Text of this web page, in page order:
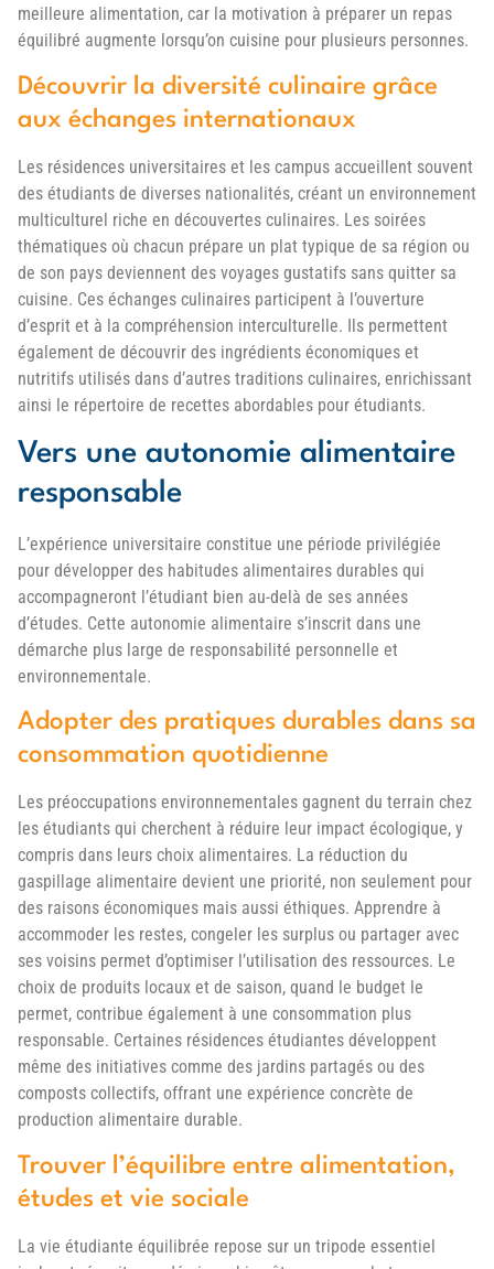
meilleure alimentation, car la motivation à préparer un repas
équilibré augmente lorsqu’on cuisine pour plusieurs personnes.
Découvrir la diversité culinaire grâce
aux échanges internationaux
Les résidences universitaires et les campus accueillent souvent
des étudiants de diverses nationalités, créant un environnement
multiculturel riche en découvertes culinaires. Les soirées
thématiques où chacun prépare un plat typique de sa région ou
de son pays deviennent des voyages gustatifs sans quitter sa
cuisine. Ces échanges culinaires participent à l’ouverture
d’esprit et à la compréhension interculturelle. Ils permettent
également de découvrir des ingrédients économiques et
nutritifs utilisés dans d’autres traditions culinaires, enrichissant
ainsi le répertoire de recettes abordables pour étudiants.
Vers une autonomie alimentaire
responsable
L’expérience universitaire constitue une période privilégiée
pour développer des habitudes alimentaires durables qui
accompagneront l’étudiant bien au-delà de ses années
d’études. Cette autonomie alimentaire s’inscrit dans une
démarche plus large de responsabilité personnelle et
environnementale.
Adopter des pratiques durables dans sa
consommation quotidienne
Les préoccupations environnementales gagnent du terrain chez
les étudiants qui cherchent à réduire leur impact écologique, y
compris dans leurs choix alimentaires. La réduction du
gaspillage alimentaire devient une priorité, non seulement pour
des raisons économiques mais aussi éthiques. Apprendre à
accommoder les restes, congeler les surplus ou partager avec
ses voisins permet d’optimiser l’utilisation des ressources. Le
choix de produits locaux et de saison, quand le budget le
permet, contribue également à une consommation plus
responsable. Certaines résidences étudiantes développent
même des initiatives comme des jardins partagés ou des
composts collectifs, offrant une expérience concrète de
production alimentaire durable.
Trouver l’équilibre entre alimentation,
études et vie sociale
La vie étudiante équilibrée repose sur un tripode essentiel